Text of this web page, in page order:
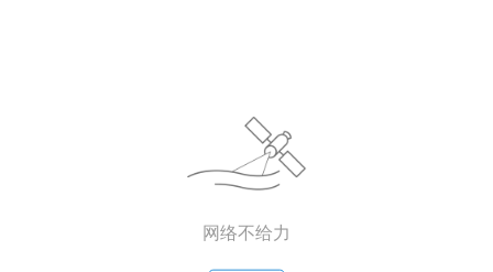
网络不给力